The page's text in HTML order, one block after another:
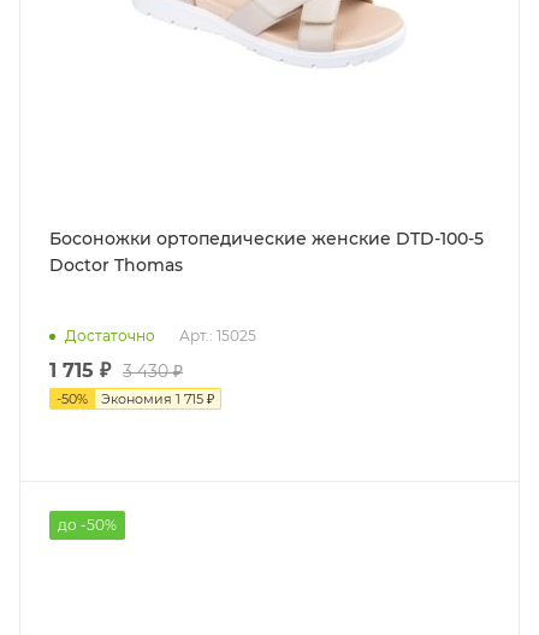
Босоножки ортопедические женские DTD-100-5
Doctor Thomas
Достаточно Арт.: 15025
1 715 ₽ 3 430 ₽
-50% Экономия 1 715 ₽
до -50%